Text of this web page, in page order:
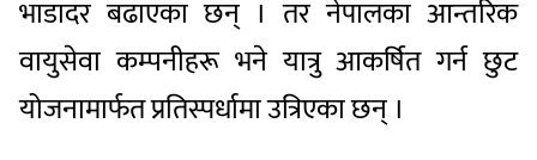
भाडादर बढाएका छन् । तर नेपालका आन्तरिक
वायुसेवा कम्पनीहरू भने यात्रु आकर्षित गर्न छुट
योजनामार्फत प्रतिस्पर्धामा उत्रिएका छन् ।